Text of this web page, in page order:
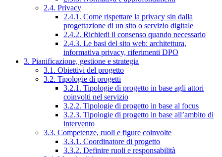
2.4. Privacy
2.4.1. Come rispettare la privacy sin dalla
progettazione di un sito o servizio digitale
2.4.2. Richiedi il consenso quando necessario
2.4.3. Le basi del sito web: architettura,
informativa privacy, riferimenti DPO
3. Pianificazione, gestione e strategia
3.1. Obiettivi del progetto
3.2. Tipologie di progetti
3.2.1. Tipologie di progetto in base agli attori
coinvolti nel servizio
3.2.2. Tipologie di progetto in base al focus
3.2.3. Tipologie di progetto in base all’ambito di
intervento
3.3. Competenze, ruoli e figure coinvolte
3.3.1. Coordinatore di progetto
3.3.2. Definire ruoli e responsabilità